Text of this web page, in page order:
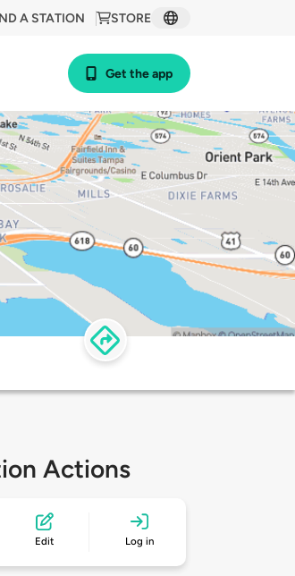
STORE
A STATION
Get the app
Actions
Edit Log in